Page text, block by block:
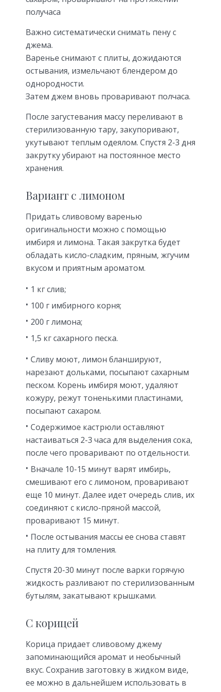
получаса
Важно систематически снимать пену с
джема.
Варенье снимают с плиты, дожидаются
остывания, измельчают блендером до
однородности.
Затем джем вновь проваривают полчаса.
После загустевания массу переливают в
стерилизованную тару, закупоривают,
укутывают теплым одеялом. Спустя 2-3 дня
закрутку убирают на постоянное место
хранения.
Вариант с лимоном
Придать сливовому варенью
оригинальности можно с помощью
имбиря и лимона. Такая закрутка будет
обладать кисло-сладким, пряным, жгучим
вкусом и приятным ароматом.
1 кг слив;
100 г имбирного корня;
200 г лимона;
1,5 кг сахарного песка.
Сливу моют, лимон бланшируют,
нарезают дольками, посыпают сахарным
песком. Корень имбиря моют, удаляют
кожуру, режут тоненькими пластинами,
посыпают сахаром.
Содержимое кастрюли оставляют
настаиваться 2-3 часа для выделения сока,
после чего проваривают по отдельности.
Вначале 10-15 минут варят имбирь,
смешивают его с лимоном, проваривают
еще 10 минут. Далее идет очередь слив, их
соединяют с кисло-пряной массой,
проваривают 15 минут.
После остывания массы ее снова ставят
на плиту для томления.
Спустя 20-30 минут после варки горячую
жидкость разливают по стерилизованным
бутылям, закатывают крышками.
С корицей
Корица придает сливовому джему
запоминающийся аромат и необычный
вкус. Сохранив заготовку в жидком виде,
ее можно в дальнейшем использовать в